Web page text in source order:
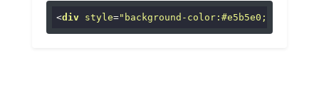
<div style="background-color:#e5b5e0;"